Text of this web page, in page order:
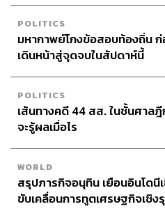
POLITICS
มหากาพย์โกงข้อสอบท้องถิ่น
เดินหน้าสู่จุดจบในสัปดาห์นี้
POLITICS
เส้นทางคดี 44 สส. ในชั้นศาลฎี
จะรู้ผลเมื่อไร
WORLD
สรุปภารกิจอนุทิน เยือนอินโดนี
ขับเคลื่อนการทูตเศรษฐกิจเชิง